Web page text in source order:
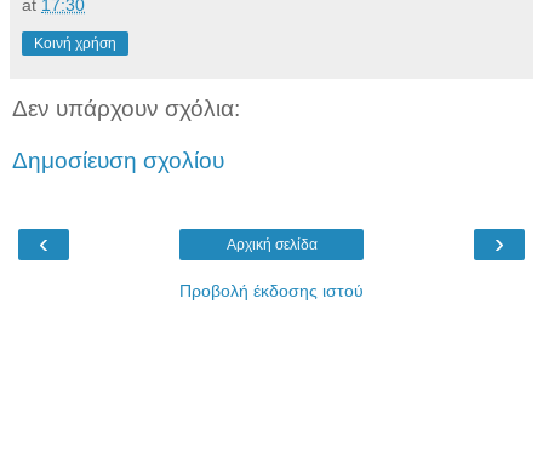
at 17:30
Κοινή χρήση
Δεν υπάρχουν σχόλια:
Δημοσίευση σχολίου
‹ ›
Αρχική σελίδα
Προβολή έκδοσης ιστού